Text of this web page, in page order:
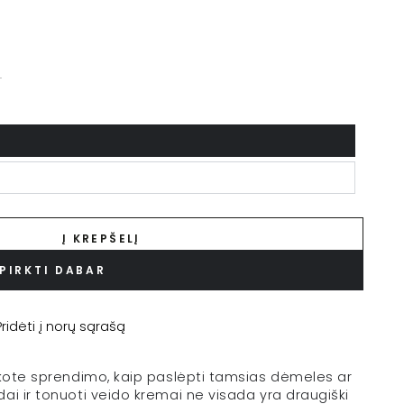
Į KREPŠELĮ
PIRKTI DABAR
į norų sąrašą
sprendimo, kaip paslėpti tamsias dėmeles ar
ir tonuoti veido kremai ne visada yra draugiški